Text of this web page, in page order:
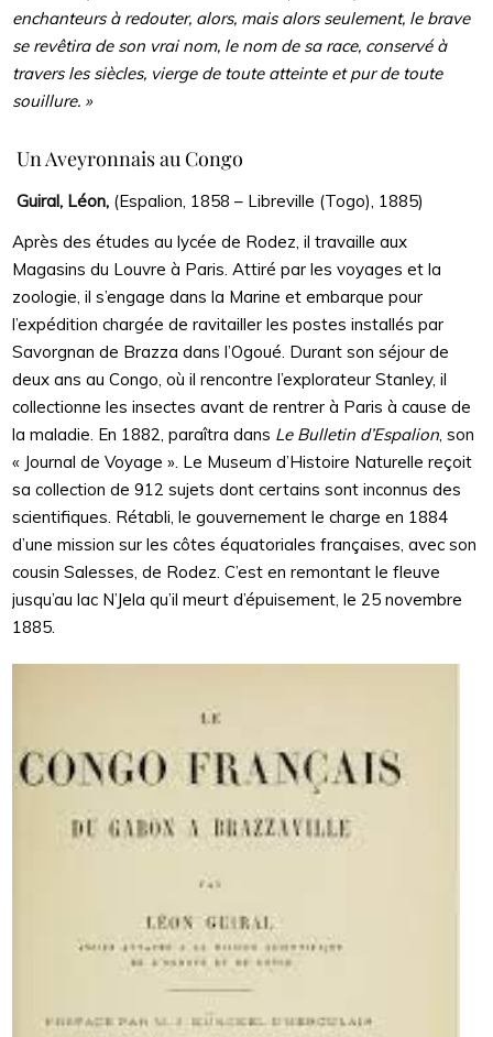
enchanteurs à redouter, alors, mais alors seulement, le brave
se revêtira de son vrai nom, le nom de sa race, conservé à
travers les siècles, vierge de toute atteinte et pur de toute
souillure. »
Un Aveyronnais au Congo
Guiral, Léon, (Espalion, 1858 – Libreville (Togo), 1885)
Après des études au lycée de Rodez, il travaille aux
Magasins du Louvre à Paris. Attiré par les voyages et la
zoologie, il s’engage dans la Marine et embarque pour
l’expédition chargée de ravitailler les postes installés par
Savorgnan de Brazza dans l’Ogoué. Durant son séjour de
deux ans au Congo, où il rencontre l’explorateur Stanley, il
collectionne les insectes avant de rentrer à Paris à cause de
la maladie. En 1882, paraîtra dans Le Bulletin d’Espalion, son
« Journal de Voyage ». Le Museum d’Histoire Naturelle reçoit
sa collection de 912 sujets dont certains sont inconnus des
scientifiques. Rétabli, le gouvernement le charge en 1884
d’une mission sur les côtes équatoriales françaises, avec son
cousin Salesses, de Rodez. C’est en remontant le fleuve
jusqu’au lac N’Jela qu’il meurt d’épuisement, le 25 novembre
1885.